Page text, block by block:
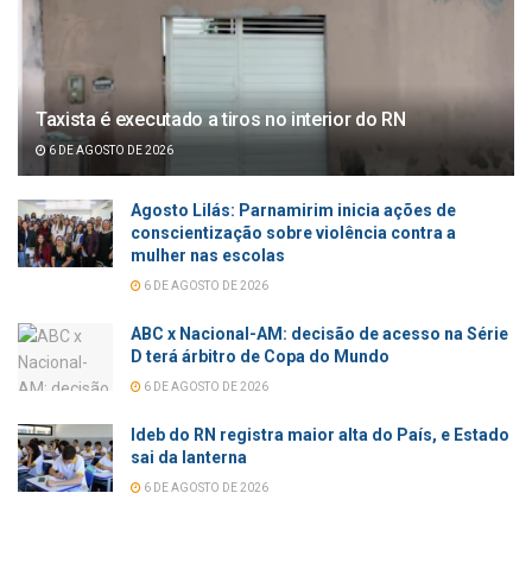
Taxista é executado a tiros no interior do RN
6 DE AGOSTO DE 2026
Agosto Lilás: Parnamirim inicia ações de
conscientização sobre violência contra a
mulher nas escolas
6 DE AGOSTO DE 2026
ABC x Nacional-AM: decisão de acesso na Série
D terá árbitro de Copa do Mundo
6 DE AGOSTO DE 2026
Ideb do RN registra maior alta do País, e Estado
sai da lanterna
6 DE AGOSTO DE 2026